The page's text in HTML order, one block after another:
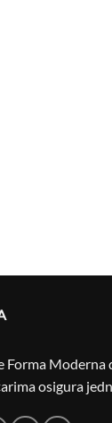
Forma Moderna
osigura